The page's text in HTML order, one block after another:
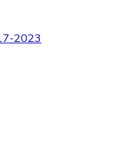
2023